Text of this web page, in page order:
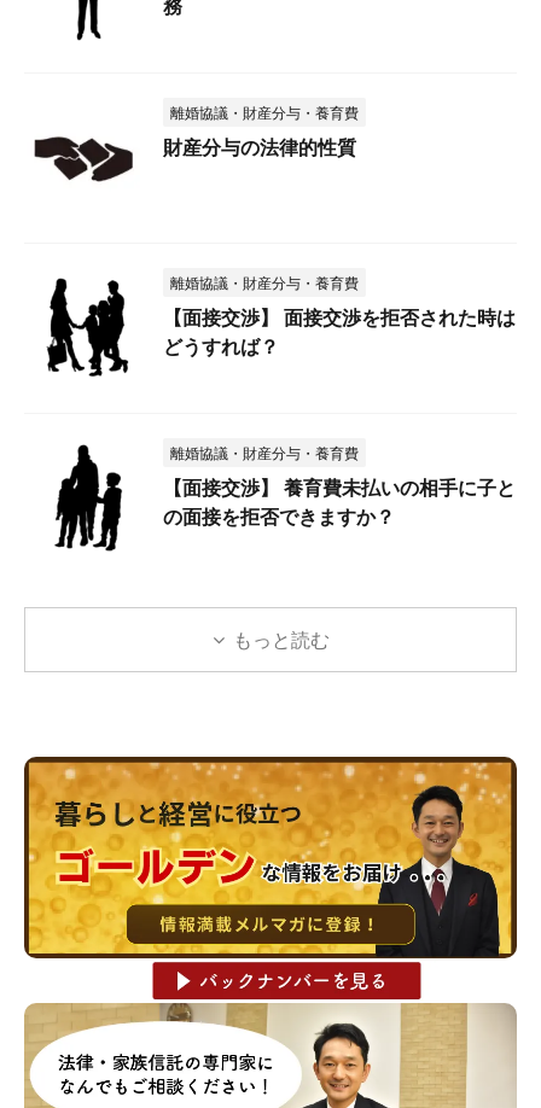
務
離婚協議・財産分与・養育費
財産分与の法律的性質
離婚協議・財産分与・養育費
【面接交渉】 面接交渉を拒否された時は
どうすれば？
離婚協議・財産分与・養育費
【面接交渉】 養育費未払いの相手に子と
の面接を拒否できますか？
もっと読む